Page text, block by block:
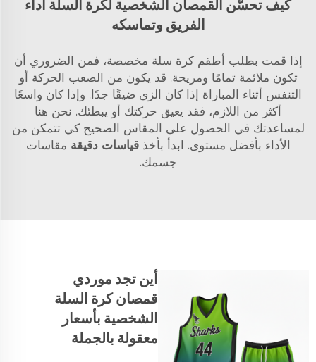
كيف تحسّن القمصان الشخصية لكرة السلة أداء
الفريق وتماسكه
إذا قمت بطلب أطقم كرة سلة مخصصة، فمن الضروري أن
تكون ملائمة تمامًا ومريحة. قد يكون من الصعب الحركة أو
التنفس أثناء المباراة إذا كان الزي ضيقًا جدًا. وإذا كان واسعًا
أكثر من اللازم، فقد يعيق حركتك أو يبطئك. نحن هنا
لمساعدتك في الحصول على المقاس الصحيح كي تتمكن من
الأداء بأفضل مستوى. ابدأ بأخذقياسات دقيقة مقاسات
جسمك.
أين تجد موردي
قمصان كرة السلة
الشخصية بأسعار
معقولة بالجملة